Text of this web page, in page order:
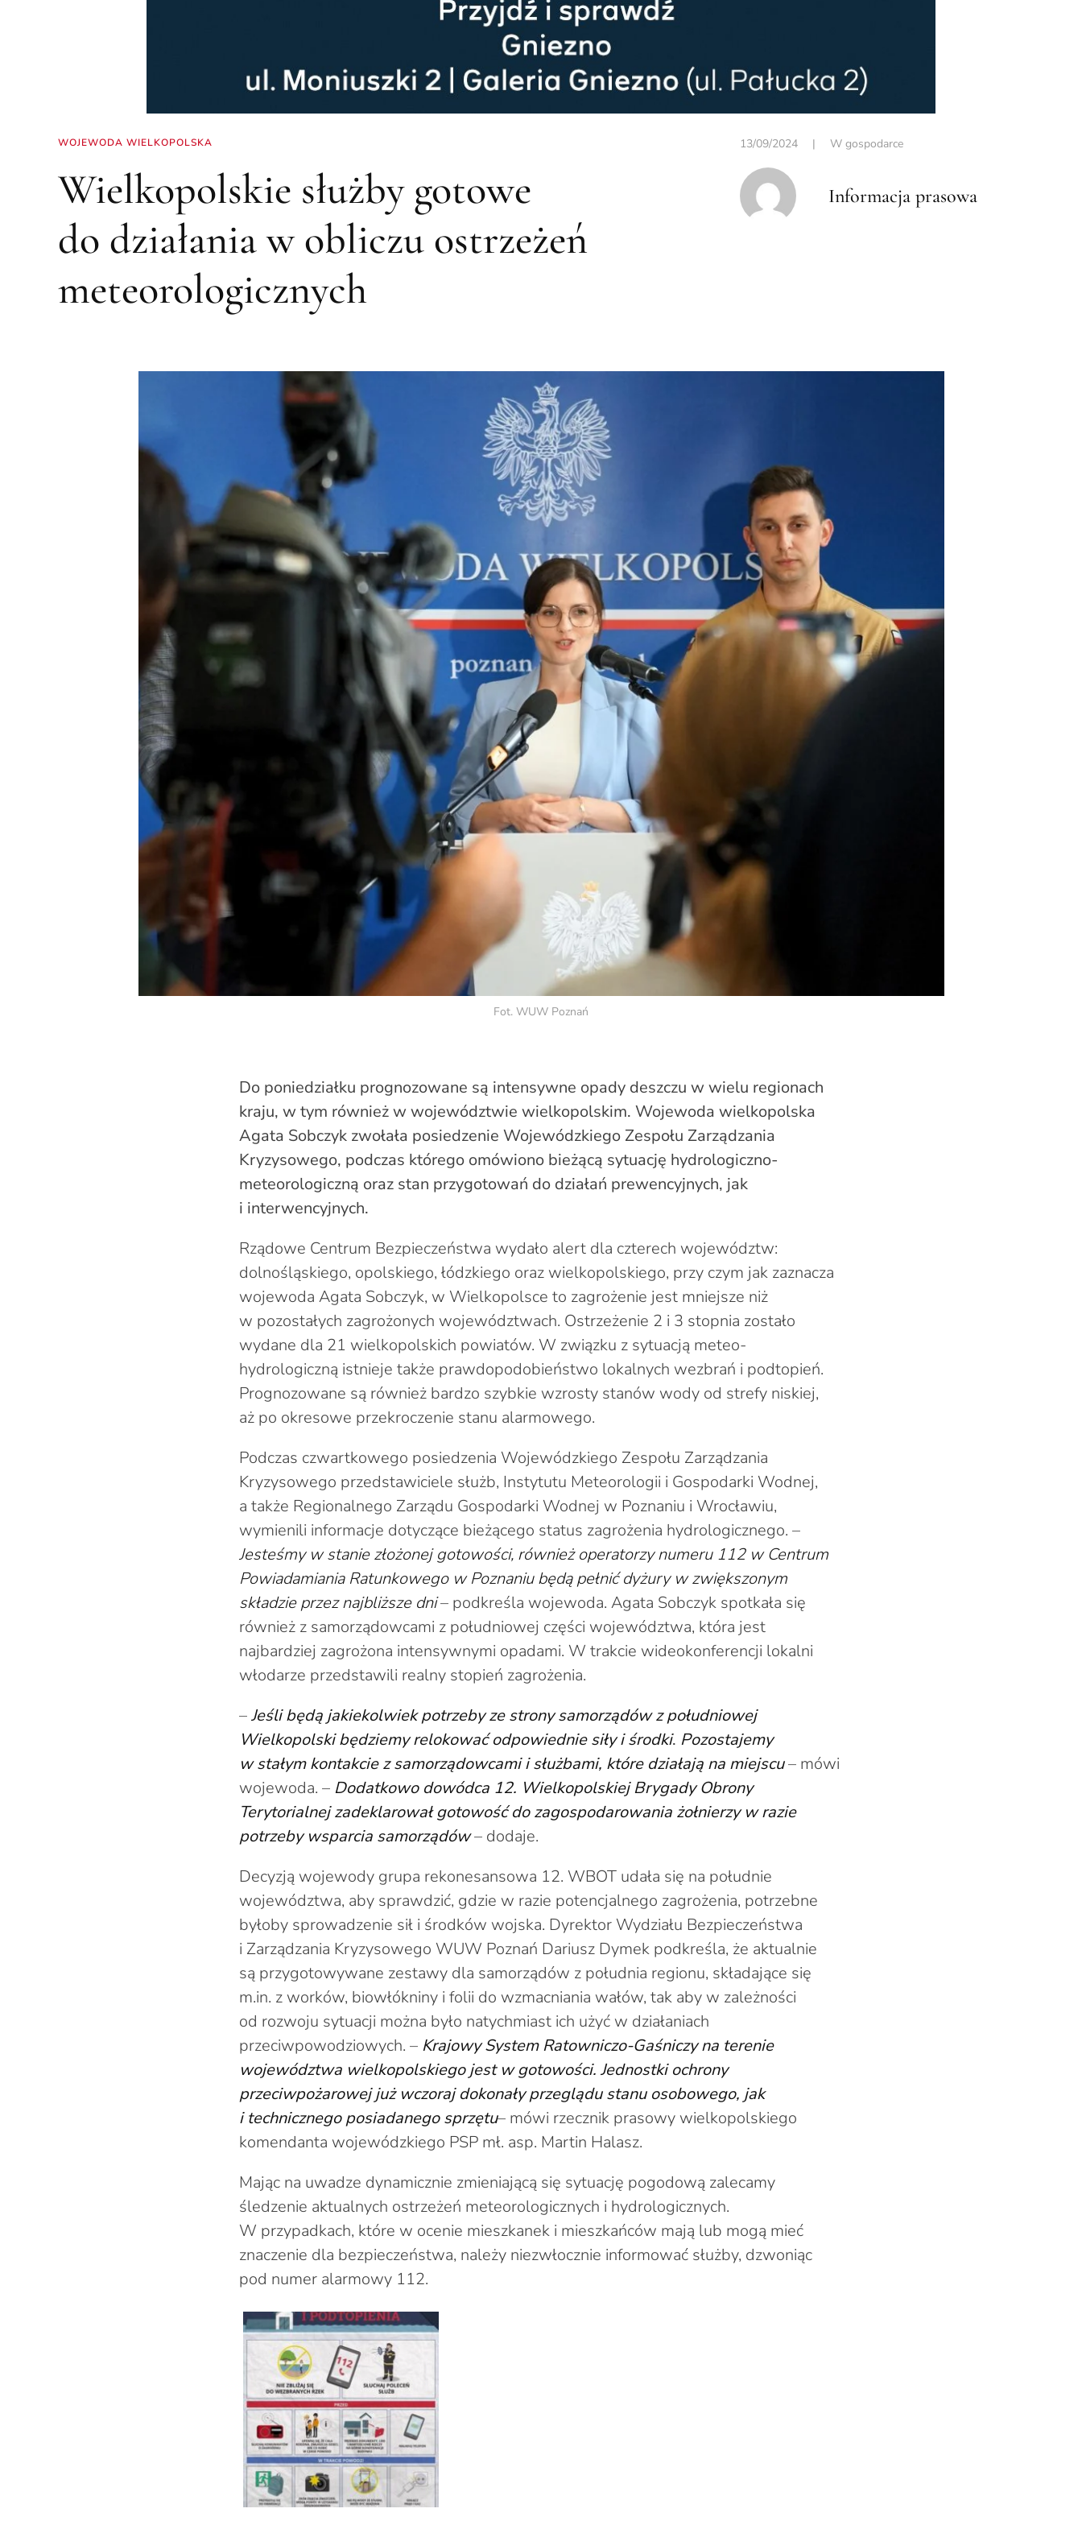
WOJEWODA WIELKOPOLSKA
Wielkopolskie służby gotowe
do działania w obliczu ostrzeżeń
meteorologicznych
13/09/2024| W gospodarce
Informacja prasowa
Fot. WUW Poznań
Do poniedziałku prognozowane są intensywne opady deszczu w wielu regionach
kraju, w tym również w województwie wielkopolskim. Wojewoda wielkopolska
Agata Sobczyk zwołała posiedzenie Wojewódzkiego Zespołu Zarządzania
Kryzysowego, podczas którego omówiono bieżącą sytuację hydrologiczno-
meteorologiczną oraz stan przygotowań do działań prewencyjnych, jak
i interwencyjnych.
Rządowe Centrum Bezpieczeństwa wydało alert dla czterech województw:
dolnośląskiego, opolskiego, łódzkiego oraz wielkopolskiego, przy czym jak zaznacza
wojewoda Agata Sobczyk, w Wielkopolsce to zagrożenie jest mniejsze niż
w pozostałych zagrożonych województwach. Ostrzeżenie 2 i 3 stopnia zostało
wydane dla 21 wielkopolskich powiatów. W związku z sytuacją meteo-
hydrologiczną istnieje także prawdopodobieństwo lokalnych wezbrań i podtopień.
Prognozowane są również bardzo szybkie wzrosty stanów wody od strefy niskiej,
aż po okresowe przekroczenie stanu alarmowego.
Podczas czwartkowego posiedzenia Wojewódzkiego Zespołu Zarządzania
Kryzysowego przedstawiciele służb, Instytutu Meteorologii i Gospodarki Wodnej,
a także Regionalnego Zarządu Gospodarki Wodnej w Poznaniu i Wrocławiu,
wymienili informacje dotyczące bieżącego status zagrożenia hydrologicznego. –
Jesteśmy w stanie złożonej gotowości, również operatorzy numeru 112 w Centrum
Powiadamiania Ratunkowego w Poznaniu będą pełnić dyżury w zwiększonym
składzie przez najbliższe dni– podkreśla wojewoda. Agata Sobczyk spotkała się
również z samorządowcami z południowej części województwa, która jest
najbardziej zagrożona intensywnymi opadami. W trakcie wideokonferencji lokalni
włodarze przedstawili realny stopień zagrożenia.
–Jeśli będą jakiekolwiek potrzeby ze strony samorządów z południowej
Wielkopolski będziemy relokować odpowiednie siły i środki. Pozostajemy
w stałym kontakcie z samorządowcami i służbami, które działają na miejscu– mówi
wojewoda. – Dodatkowo dowódca 12. Wielkopolskiej Brygady Obrony
Terytorialnej zadeklarował gotowość do zagospodarowania żołnierzy w razie
potrzeby wsparcia samorządów– dodaje.
Decyzją wojewody grupa rekonesansowa 12. WBOT udała się na południe
województwa, aby sprawdzić, gdzie w razie potencjalnego zagrożenia, potrzebne
byłoby sprowadzenie sił i środków wojska. Dyrektor Wydziału Bezpieczeństwa
i Zarządzania Kryzysowego WUW Poznań Dariusz Dymek podkreśla, że aktualnie
są przygotowywane zestawy dla samorządów z południa regionu, składające się
m.in. z worków, biowłókniny i folii do wzmacniania wałów, tak aby w zależności
od rozwoju sytuacji można było natychmiast ich użyć w działaniach
przeciwpowodziowych. – Krajowy System Ratowniczo-Gaśniczy na terenie
województwa wielkopolskiego jest w gotowości. Jednostki ochrony
przeciwpożarowej już wczoraj dokonały przeglądu stanu osobowego, jak
i technicznego posiadanego sprzętu– mówi rzecznik prasowy wielkopolskiego
komendanta wojewódzkiego PSP mł. asp. Martin Halasz.
Mając na uwadze dynamicznie zmieniającą się sytuację pogodową zalecamy
śledzenie aktualnych ostrzeżeń meteorologicznych i hydrologicznych.
W przypadkach, które w ocenie mieszkanek i mieszkańców mają lub mogą mieć
znaczenie dla bezpieczeństwa, należy niezwłocznie informować służby, dzwoniąc
pod numer alarmowy 112.